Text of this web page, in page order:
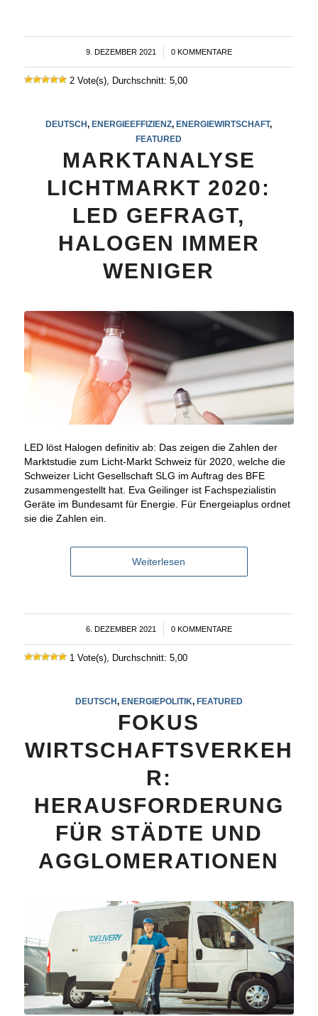
9. DEZEMBER 2021
/ 0 KOMMENTARE
2 Vote(s), Durchschnitt: 5,00
DEUTSCH,ENERGIEEFFIZIENZ,ENERGIEWIRTSCHAFT,
FEATURED
MARKTANALYSE
LICHTMARKT 2020:
LED GEFRAGT,
HALOGEN IMMER
WENIGER
LED löst Halogen definitiv ab: Das zeigen die Zahlen der
Marktstudie zum Licht-Markt Schweiz für 2020, welche die
Schweizer Licht Gesellschaft SLG im Auftrag des BFE
zusammengestellt hat. Eva Geilinger ist Fachspezialistin
Geräte im Bundesamt für Energie. Für Energeiaplus ordnet
sie die Zahlen ein.
Weiterlesen
6. DEZEMBER 2021
/ 0 KOMMENTARE
1 Vote(s), Durchschnitt: 5,00
DEUTSCH ENERGIEPOLITIK FEATURED
FOKUS
WIRTSCHAFTSVERKEH
R:
HERAUSFORDERUNG
FÜR STÄDTE UND
AGGLOMERATIONEN